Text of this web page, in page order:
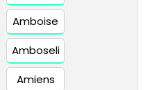
Amboise
Amboseli
Amiens